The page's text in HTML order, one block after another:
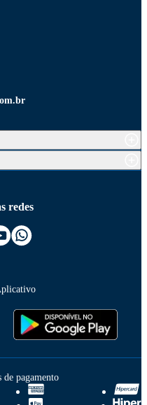
redes
pagamento